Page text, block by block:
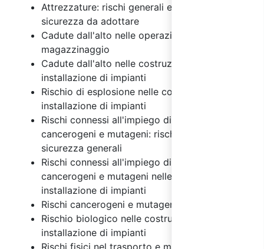
Attrezzature: rischi generali e misure di
sicurezza da adottare
Cadute dall'alto nelle operazioni di
magazzinaggio
Cadute dall'alto nelle costruzioni e
installazione di impianti
Rischio di esplosione nelle costruzioni e
installazione di impianti
Rischi connessi all'impiego di agenti chimici,
cancerogeni e mutageni: rischi e misure di
sicurezza generali
Rischi connessi all'impiego di agenti chimici,
cancerogeni e mutageni nelle costruzioni e
installazione di impianti
Rischi cancerogeni e mutageni
Rischio biologico nelle costruzioni e
installazione di impianti
Rischi fisici nel trasporto e magazzinaggio